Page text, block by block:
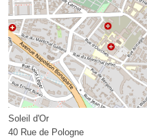
Soleil d'Or
40 Rue de Pologne